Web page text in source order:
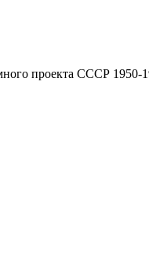
проекта СССР 1950-